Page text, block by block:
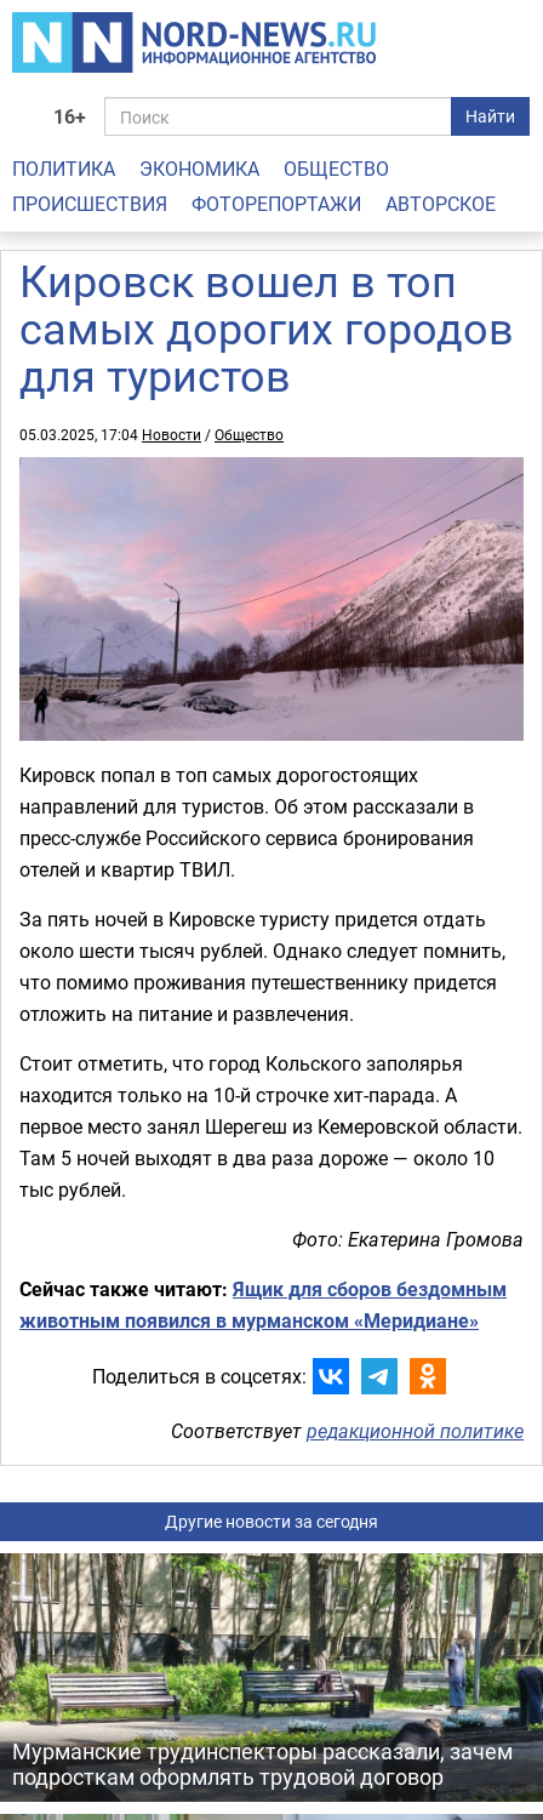
16+ Найти
ПОЛИТИКА ЭКОНОМИКА
ОБЩЕСТВО
ПРОИСШЕСТВИЯ
ФОТОРЕПОРТАЖИ АВТОРСКОЕ
Кировск вошел в топ
самых дорогих городов
для туристов
05.03.2025, 17:04 Новости /Общество
Кировск попал в топ самых дорогостоящих
направлений для туристов. Об этом рассказали в
пресс-службе Российского сервиса бронирования
отелей и квартир ТВИЛ.
За пять ночей в Кировске туристу придется отдать
около шести тысяч рублей. Однако следует помнить,
что помимо проживания путешественнику придется
отложить на питание и развлечения.
Стоит отметить, что город Кольского заполярья
находится только на 10-й строчке хит-парада. А
первое место занял Шерегеш из Кемеровской области.
Там 5 ночей выходят в два раза дороже — около 10
тыс рублей.
Фото: Екатерина Громова
Сейчас также читают: Ящик для сборов бездомным
животным появился в мурманском «Меридиане»
Поделиться в соцсетях:
Соответствуетредакционной политике
Другие новости за сегодня
Мурманские трудинспекторы рассказали, зачем
подросткам оформлять трудовой договор